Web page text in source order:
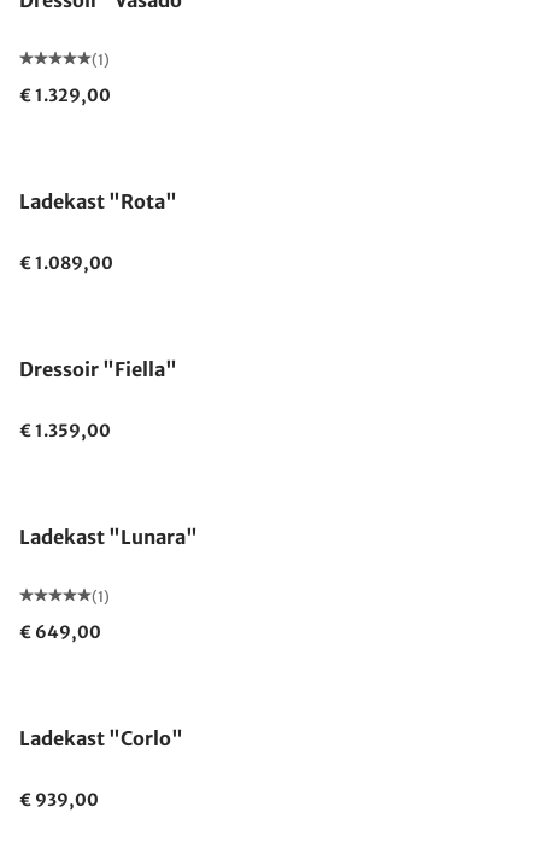
(1)
€ 1.329,00
Ladekast "Rota"
€ 1.089,00
Dressoir "Fiella"
€ 1.359,00
Ladekast "Lunara"
(1)
€ 649,00
Ladekast "Corlo"
€ 939,00